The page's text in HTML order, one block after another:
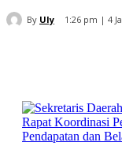
By Uly 1:26 pm | 4